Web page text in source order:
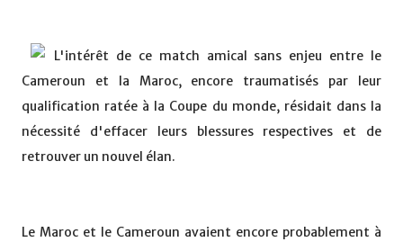
L'intérêt de ce match amical sans enjeu entre le
Cameroun et la Maroc, encore traumatisés par leur
qualification ratée à la Coupe du monde, résidait dans la
nécessité d'effacer leurs blessures respectives et de
retrouver un nouvel élan.
Le Maroc et le Cameroun avaient encore probablement à